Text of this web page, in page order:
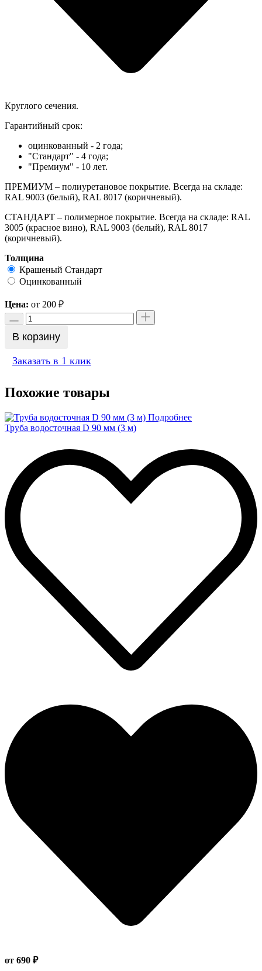
Круглого сечения.
Гарантийный срок:
оцинкованный - 2 года;
"Стандарт" - 4 года;
"Премиум" - 10 лет.
ПРЕМИУМ – полиуретановое покрытие. Всегда на складе:
RAL 9003 (белый), RAL 8017 (коричневый).
СТАНДАРТ – полимерное покрытие. Всегда на складе: RAL
3005 (красное вино), RAL 9003 (белый), RAL 8017
(коричневый).
Толщина
Крашеный Стандарт
Оцинкованный
Цена: от 200 ₽
В корзину
Заказать в 1 клик
Похожие товары
Подробнее
Труба водосточная D 90 мм (3 м)
от 690 ₽